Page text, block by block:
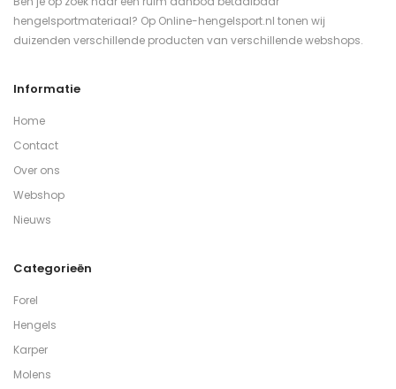
hengelsportmateriaal? Op Online-hengelsport.nl tonen wij
duizenden verschillende producten van verschillende webshops.
Informatie
Home
Contact
Over ons
Webshop
Nieuws
Categorieën
Forel
Hengels
Karper
Molens